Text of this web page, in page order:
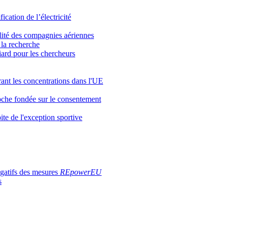
de l’électricité
des compagnies aériennes
recherche
pour les chercheurs
les concentrations dans l'UE
fondée sur le consentement
de l'exception sportive
des mesures REpowerEU